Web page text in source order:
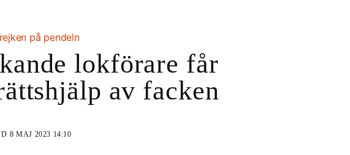
på pendeln
lokförare får
av facken
8 MAJ 2023 14:10